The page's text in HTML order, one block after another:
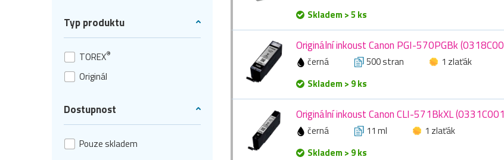
Typ produktu
TOREX®
Originál
Dostupnost
Pouze skladem
Skladem > 5 ks
Originální inkoust Canon PGI-570PGBk
černá 500 stran
1 zlaťák
Skladem > 9 ks
Originální inkoust Canon CLI-571BkXL
černá 11 ml
1 zlaťák
Skladem > 9 ks